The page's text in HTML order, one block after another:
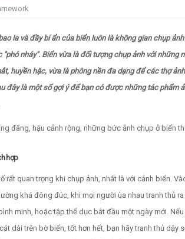
Tìm kiếm
la và đầy bí ẩn của biển luôn là không gian chụp
"phó nháy". Biển vừa là đối tượng chụp ảnh với những
huyền hặc, vừa là phông nền đa dạng để các thợ
đây là một số gợi ý để bạn có được những tác phẩm
đãng, hậu cảnh rộng, những bức ảnh chụp ở biển
hợp
rất quan trọng khi chụp ảnh, nhất là với cảnh biển.
khá đông đúc, khi mọi người ùa nhau tranh thủ
minh, hoặc tập thể dục bắt đầu một ngày mới.
dài trên bờ biển, tốt hơn hết, bạn hãy tranh thủ dậy